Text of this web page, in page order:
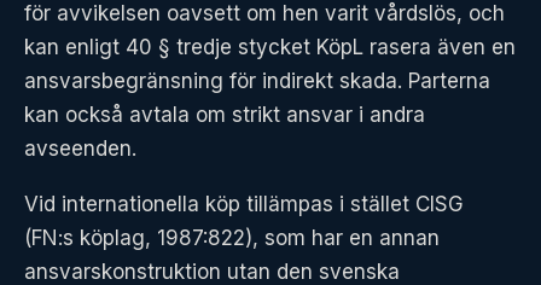
för avvikelsen oavsett om hen varit vårdslös, och
kan enligt 40 § tredje stycket KöpL rasera även en
ansvarsbegränsning för indirekt skada. Parterna
kan också avtala om strikt ansvar i andra
avseenden.
Vid internationella köp tillämpas i stället CISG
(FN:s köplag, 1987:822), som har en annan
ansvarskonstruktion utan den svenska